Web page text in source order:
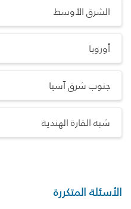
الشرق الأوسط
أوروبا
جنوب شرق آسيا
شبه القارة الهندية
الأسئلة المتكررة